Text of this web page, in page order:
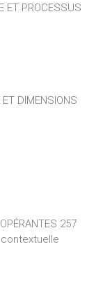
ET PROCESSUS
ET DIMENSIONS
257